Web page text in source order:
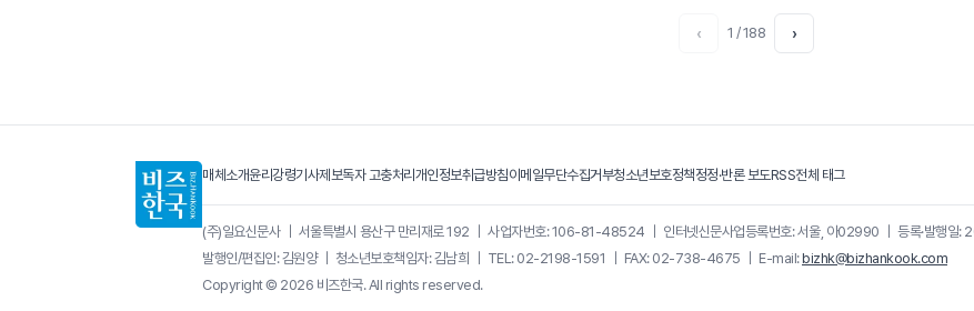
‹ 1 / 188 ›
매체소개윤리강령기사제보독자 고충처리 개인정보취급방침이메일무단수집거부청소년보호정책정정·반론 보도RSS전체 태그
(주)일요신문사｜ 서울특별시 용산구 만리재로 192 ｜ 사업자번호: 106-81-48524 ｜ 인터넷신문사업등록번호: 서울, 아02990 ｜ 등록·발행일:
발행인/편집인: 김원양｜ 청소년보호책임자: 김남희 ｜ TEL: 02-2198-1591 ｜ FAX: 02-738-4675 ｜ E-mail:bizhk@bizhankook.com
Copyright © 2026 비즈한국. All rights reserved.